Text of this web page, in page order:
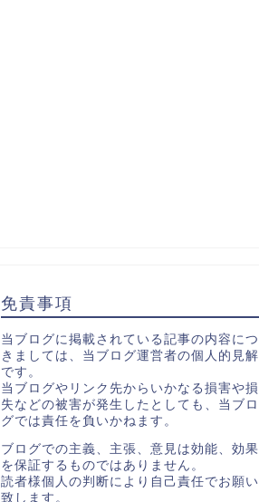
免責事項
当ブログに掲載されている記事の内容につ
きましては、当ブログ運営者の個人的見解
です。
当ブログやリンク先からいかなる損害や損
失などの被害が発生したとしても、当ブロ
グでは責任を負いかねます。
ブログでの主義、主張、意見は効能、効果
を保証するものではありません。
読者様個人の判断により自己責任でお願い
致します。